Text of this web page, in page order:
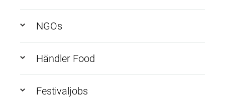
NGOs
Händler Food
Festivaljobs